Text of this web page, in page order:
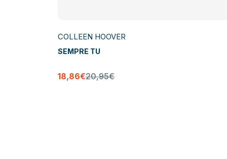
COLLEEN HOOVER
SEMPRE TU
18,86€20,95€